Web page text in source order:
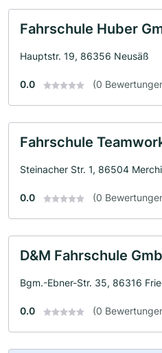
Fahrschule Huber
Hauptstr. 19, 86356 Neusäß
0.0 (0
Fahrschule
Steinacher Str. 1, 86504
0.0 (0
D&M Fahrschule
Bgm.-Ebner-Str. 35, 86316
0.0 (0